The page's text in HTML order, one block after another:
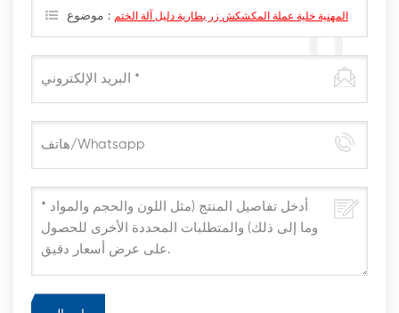
موضوع : المهنية خلية عملة المكشكش زر بطارية دليل آلة الختم